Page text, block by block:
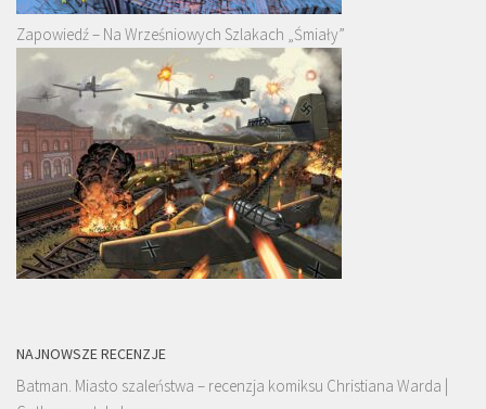
Zapowiedź – Na Wrześniowych Szlakach „Śmiały”
NAJNOWSZE RECENZJE
Batman. Miasto szaleństwa – recenzja komiksu Christiana Warda |